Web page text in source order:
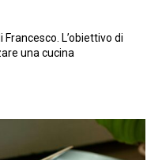
L’obiettivo di
una cucina